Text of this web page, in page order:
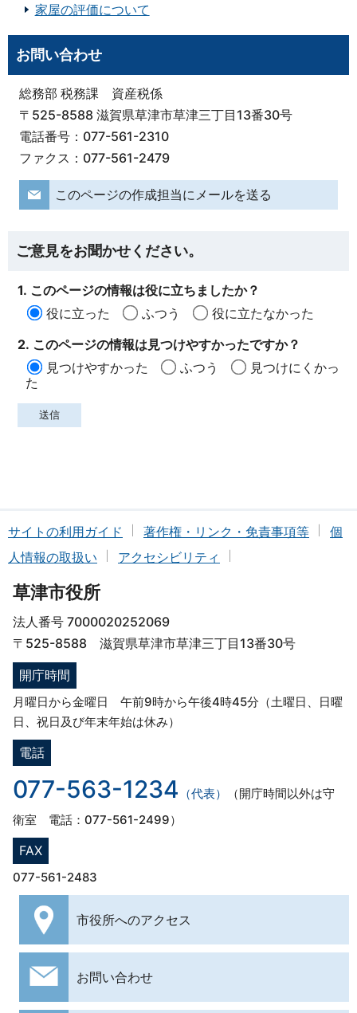
家屋の評価について
お問い合わせ
総務部 税務課 資産税係
〒525-8588 滋賀県草津市草津三丁目13番30号
電話番号：077-561-2310
ファクス：077-561-2479
このページの作成担当にメールを送る
ご意見をお聞かせください。
1. このページの情報は役に立ちましたか？
役に立った
ふつう
役に立たなかった
2. このページの情報は見つけやすかったですか？
見つけやすかった
ふつう
見つけにくかっ
た
サイトの利用ガイド 著作権・リンク・免責事項等
個
人情報の取扱い
アクセシビリティ
草津市役所
法人番号 7000020252069
〒525-8588 滋賀県草津市草津三丁目13番30号
開庁時間
月曜日から金曜日 午前9時から午後4時45分（土曜日、日曜
日、祝日及び年末年始は休み）
電話
077-563-1234 （代表）
（開庁時間以外は守
衛室 電話：077-561-2499）
FAX
077-561-2483
市役所へのアクセス
お問い合わせ